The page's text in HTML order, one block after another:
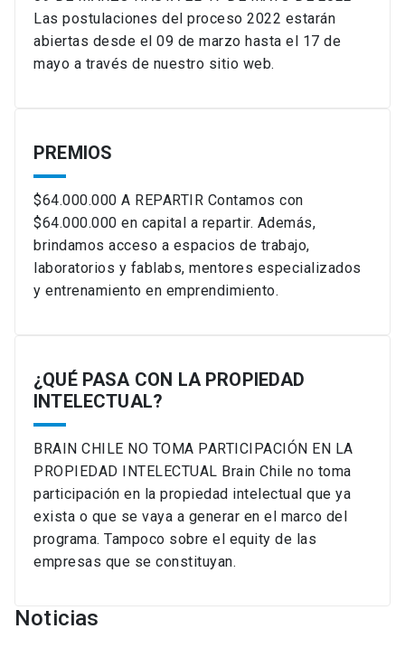
Las postulaciones del proceso 2022 estarán
abiertas desde el 09 de marzo hasta el 17 de
mayo a través de nuestro sitio web.
PREMIOS
$64.000.000 A REPARTIR Contamos con
$64.000.000 en capital a repartir. Además,
brindamos acceso a espacios de trabajo,
laboratorios y fablabs, mentores especializados
y entrenamiento en emprendimiento.
¿QUÉ PASA CON LA PROPIEDAD
INTELECTUAL?
BRAIN CHILE NO TOMA PARTICIPACIÓN EN LA
PROPIEDAD INTELECTUAL Brain Chile no toma
participación en la propiedad intelectual que ya
exista o que se vaya a generar en el marco del
programa. Tampoco sobre el equity de las
empresas que se constituyan.
Noticias